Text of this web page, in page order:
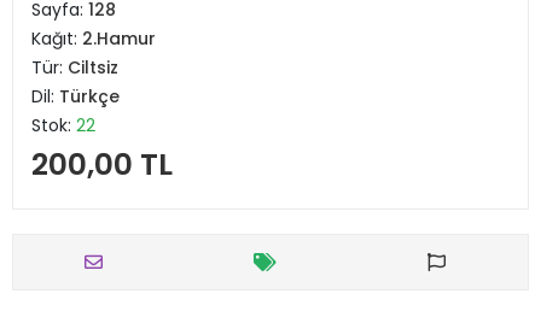
Sayfa: 128
Kağıt: 2.Hamur
Tür: Ciltsiz
Dil: Türkçe
Stok: 22
200,00 TL